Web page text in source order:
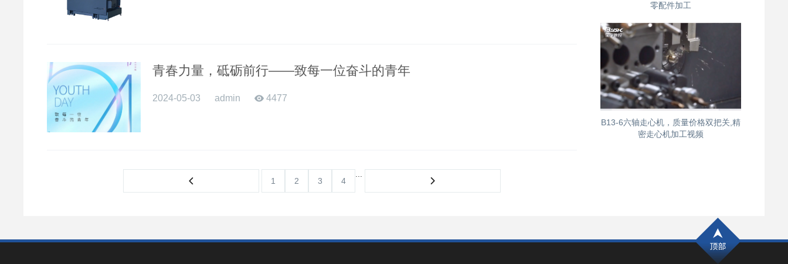
青春力量，砥砺前行——致每一位奋斗的青年
2024-05-03 admin 4477
1 2 3 4
零配件加工
B13-6六轴走心机，质量价格双把关,精
密走心机加工视频